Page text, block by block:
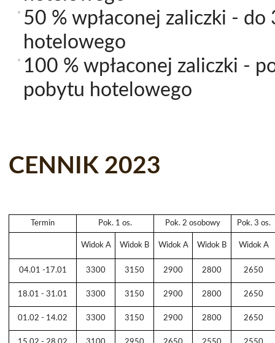
50 % wpłaconej zaliczki -
hotelowego
100 % wpłaconej zaliczki -
pobytu hotelowego
CENNIK 2023
Termin Pok. 1 os. Pok. 2 osobowy Pok. 3 os.
Widok A Widok B Widok A Widok B Widok A
04.01 -17.01 3300 3150 2900 2800 2650
18.01 - 31.01 3300 3150 2900 2800 2650
01.02 - 14.02 3300 3150 2900 2800 2650